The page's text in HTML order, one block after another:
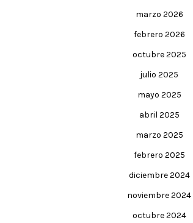
marzo 2026
febrero 2026
octubre 2025
julio 2025
mayo 2025
abril 2025
marzo 2025
febrero 2025
diciembre 2024
noviembre 2024
octubre 2024